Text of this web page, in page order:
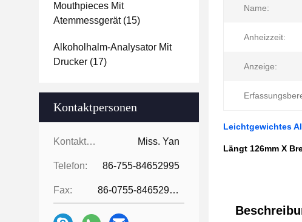
Mouthpieces Mit
Atemmessgerät(15)
Alkoholhalm-Analysator Mit
Drucker (17)
Kontaktpersonen
Kontaktpersonen: Miss. Yan
Telefon: 86-755-84652995
Fax: 86-0755-84652995
Name:
Anheizzeit:
Anzeige:
Leichtgewichtes
Längt 126mm X